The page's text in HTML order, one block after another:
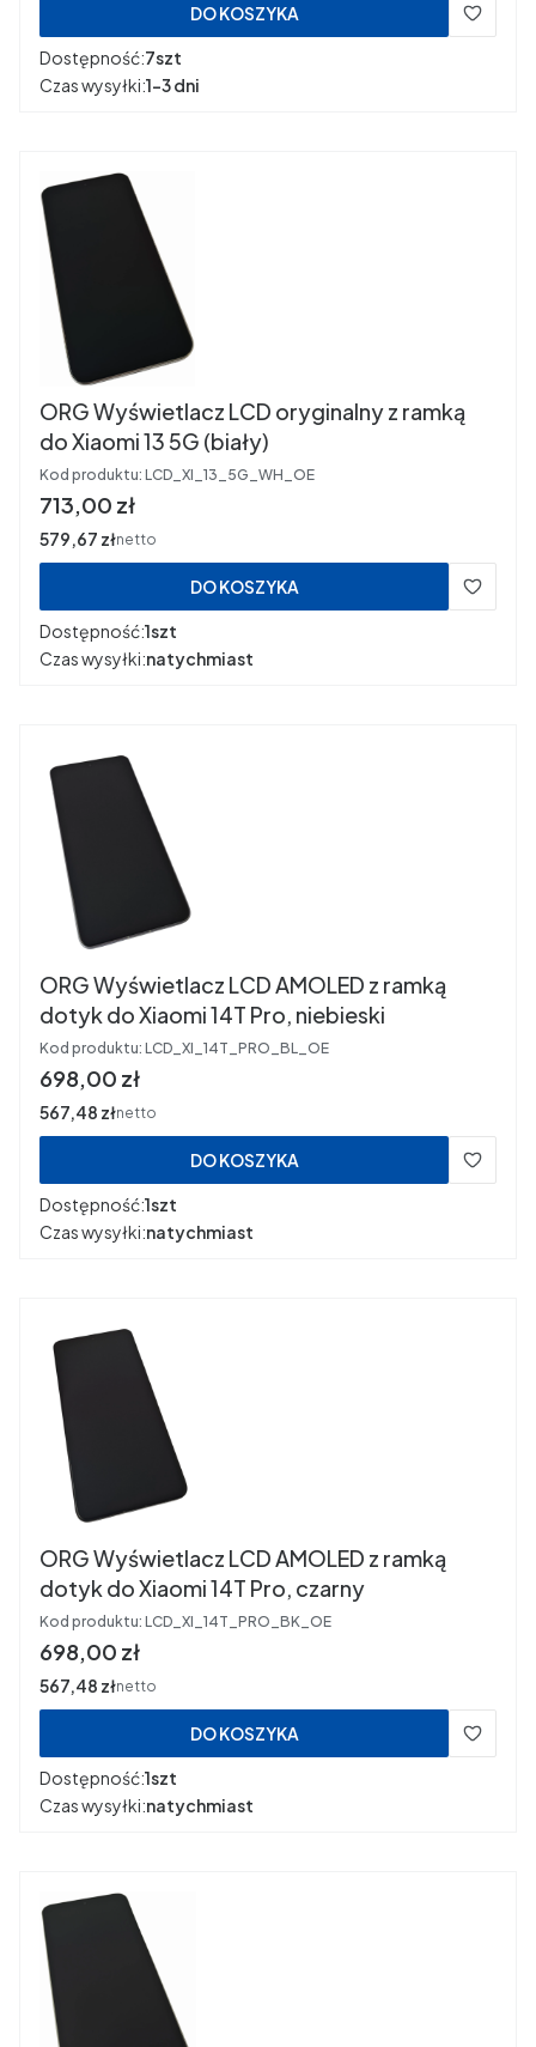
DO KOSZYKA
Dostępność:7szt
Czas wysyłki:1-3 dni
ORG Wyświetlacz LCD oryginalny z ramką
do Xiaomi 13 5G (biały)
Kod produktu: LCD_XI_13_5G_WH_OE
Cena
713,00 zł
Cena
579,67 złnetto
DO KOSZYKA
Dostępność:1szt
Czas wysyłki:natychmiast
ORG Wyświetlacz LCD AMOLED z ramką
dotyk do Xiaomi 14T Pro, niebieski
Kod produktu: LCD_XI_14T_PRO_BL_OE
Cena
698,00 zł
Cena
567,48 złnetto
DO KOSZYKA
Dostępność:1szt
Czas wysyłki:natychmiast
ORG Wyświetlacz LCD AMOLED z ramką
dotyk do Xiaomi 14T Pro, czarny
Kod produktu: LCD_XI_14T_PRO_BK_OE
Cena
698,00 zł
Cena
567,48 złnetto
DO KOSZYKA
Dostępność:1szt
Czas wysyłki:natychmiast